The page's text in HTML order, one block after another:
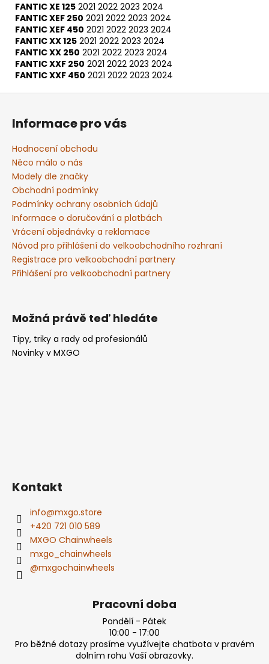
FANTIC XE 125 2021 2022 2023 2024
FANTIC XEF 250 2021 2022 2023 2024
FANTIC XEF 450 2021 2022 2023 2024
FANTIC XX 125 2021 2022 2023 2024
FANTIC XX 250 2021 2022 2023 2024
FANTIC XXF 250 2021 2022 2023 2024
FANTIC XXF 450 2021 2022 2023 2024
Informace pro vás
Hodnocení obchodu
Něco málo o nás
Modely dle značky
Obchodní podmínky
Podmínky ochrany osobních údajů
Informace o doručování a platbách
Vrácení objednávky a reklamace
Návod pro přihlášení do velkoobchodního rozhraní
Registrace pro velkoobchodní partnery
Přihlášení pro velkoobchodní partnery
Možná právě teď hledáte
Tipy, triky a rady od profesionálů
Novinky v MXGO
Kontakt
info@mxgo.store
+420 721 010 589
MXGO Chainwheels
mxgo_chainwheels
@mxgochainwheels
Pracovní doba
Pondělí - Pátek
10:00 - 17:00
Pro běžné dotazy prosíme využívejte chatbota v pravém
dolním rohu Vaší obrazovky.